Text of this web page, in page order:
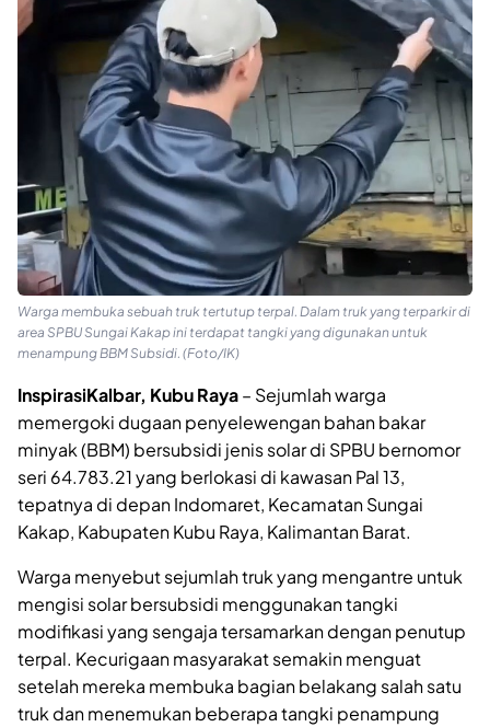
Warga membuka sebuah truk tertutup terpal. Dalam truk yang terparkir di
area SPBU Sungai Kakap ini terdapat tangki yang digunakan untuk
menampung BBM Subsidi. (Foto/IK)
InspirasiKalbar, Kubu Raya– Sejumlah warga
memergoki dugaan penyelewengan bahan bakar
minyak (BBM) bersubsidi jenis solar di SPBU bernomor
seri 64.783.21 yang berlokasi di kawasan Pal 13,
tepatnya di depan Indomaret, Kecamatan Sungai
Kakap, Kabupaten Kubu Raya, Kalimantan Barat.
Warga menyebut sejumlah truk yang mengantre untuk
mengisi solar bersubsidi menggunakan tangki
modifikasi yang sengaja tersamarkan dengan penutup
terpal. Kecurigaan masyarakat semakin menguat
setelah mereka membuka bagian belakang salah satu
truk dan menemukan beberapa tangki penampung